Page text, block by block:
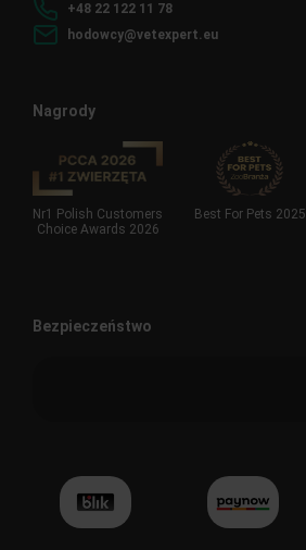
+48 22 122 11 78
hodowcy@vetexpert.eu
Nagrody
Nr1 Polish Customers
Choice Awards 2026
Best For Pets 2025
Bezpieczeństwo